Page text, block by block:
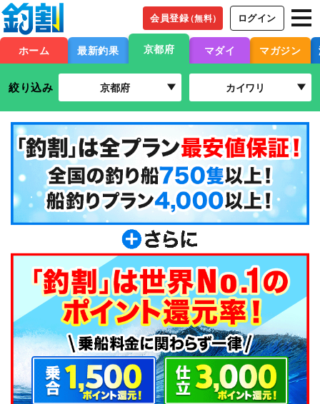
会員登録（無料） ログイン
ホーム 最新釣果 京都府 マダイ マガジン
絞り込み 京都府 カイワリ